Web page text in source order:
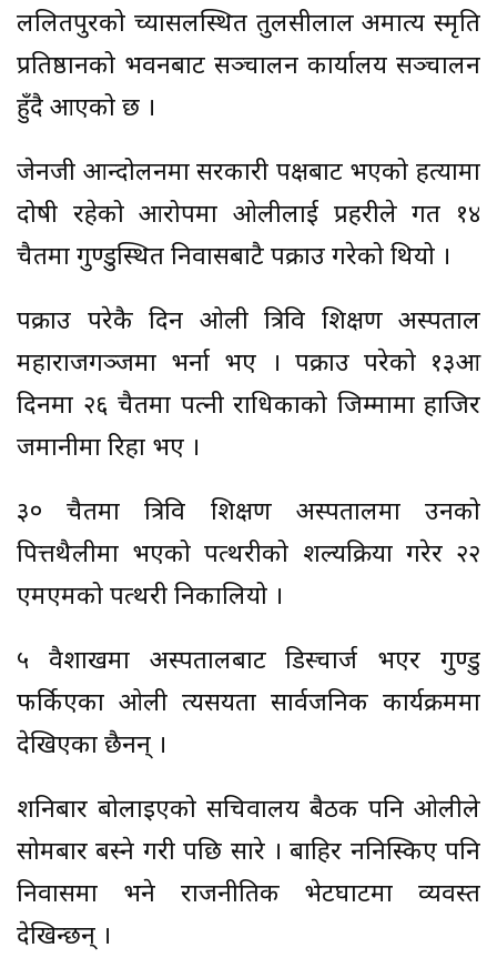
ललितपुरको च्यासलस्थित तुलसीलाल अमात्य स्मृति
प्रतिष्ठानको भवनबाट सञ्चालन कार्यालय सञ्चालन
हुँदै आएको छ ।
जेनजी आन्दोलनमा सरकारी पक्षबाट भएको हत्यामा
दोषी रहेको आरोपमा ओलीलाई प्रहरीले गत १४
चैतमा गुण्डुस्थित निवासबाटै पक्राउ गरेको थियो ।
पक्राउ परेकै दिन ओली त्रिवि शिक्षण अस्पताल
महाराजगञ्जमा भर्ना भए । पक्राउ परेको १३औं
दिनमा २६ चैतमा पत्नी राधिकाको जिम्मामा हाजिर
जमानीमा रिहा भए ।
३० चैतमा त्रिवि शिक्षण अस्पतालमा उनको
पित्तथैलीमा भएको पत्थरीको शल्यक्रिया गरेर २२
एमएमको पत्थरी निकालियो ।
५ वैशाखमा अस्पतालबाट डिस्चार्ज भएर गुण्डु
फर्किएका ओली त्यसयता सार्वजनिक कार्यक्रममा
देखिएका छैनन् ।
शनिबार बोलाइएको सचिवालय बैठक पनि ओलीले
सोमबार बस्ने गरी पछि सारे । बाहिर ननिस्किए पनि
निवासमा भने राजनीतिक भेटघाटमा व्यवस्त
देखिन्छन् ।